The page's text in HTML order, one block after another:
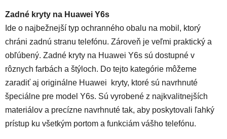
Zadné kryty na Huawei Y6s
Ide o najbežnejší typ ochranného obalu na mobil, ktorý
chráni zadnú stranu telefónu. Zároveň je veľmi praktický a
obľúbený. Zadné kryty na Huawei Y6s sú dostupné v
rôznych farbách a štýloch. Do tejto kategórie môžeme
zaradiť aj originálne Huawei kryty, ktoré sú navrhnuté
špeciálne pre model Y6s. Sú vyrobené z najkvalitnejších
materiálov a precízne navrhnuté tak, aby poskytovali ľahký
prístup ku všetkým portom a funkciám vášho telefónu.